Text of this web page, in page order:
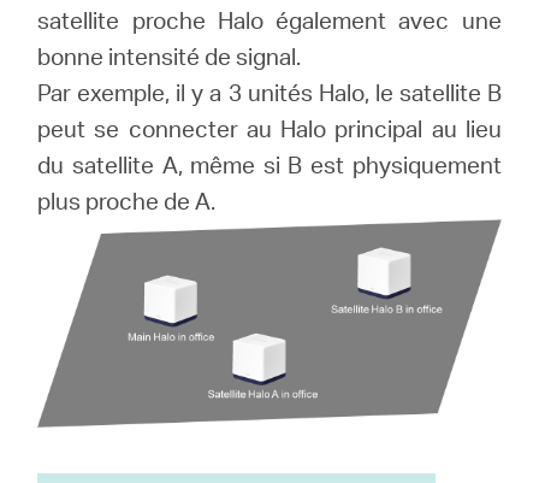
satellite proche Halo également avec une
bonne intensité de signal.
Par exemple, il y a 3 unités Halo, le satellite B
peut se connecter au Halo principal au lieu
du satellite A, même si B est physiquement
plus proche de A.